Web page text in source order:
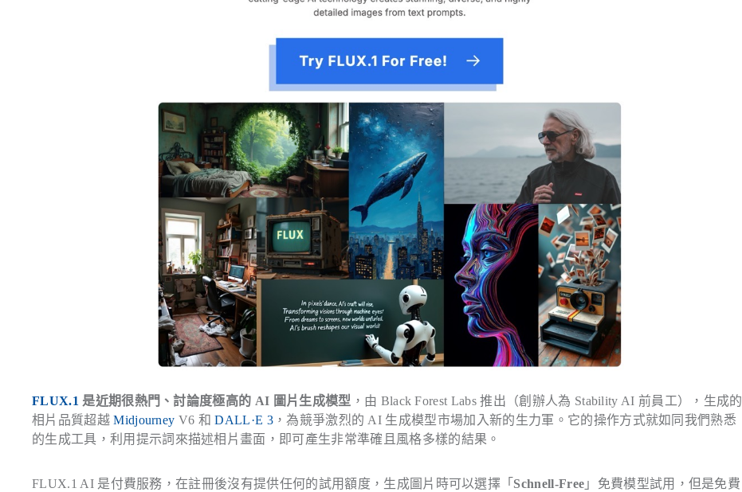
FLUX.1 是近期很熱門、討論度極高的 AI 圖片生成模型 ，由 Black Forest Labs 推出（創辦人為 Stability AI 前員工），生成的
相片品質超越Midjourney V6 和DALL·E 3，為競爭激烈的 AI 生成模型市場加入新的生力軍。它的操作方式就如同我們熟悉
的生成工具，利用提示詞來描述相片畫面，即可產生非常準確且風格多樣的結果。
FLUX.1 AI 是付費服務，在註冊後沒有提供任何的試用額度，生成圖片時可以選擇「 Schnell-Free 」免費模型試用，但是免費